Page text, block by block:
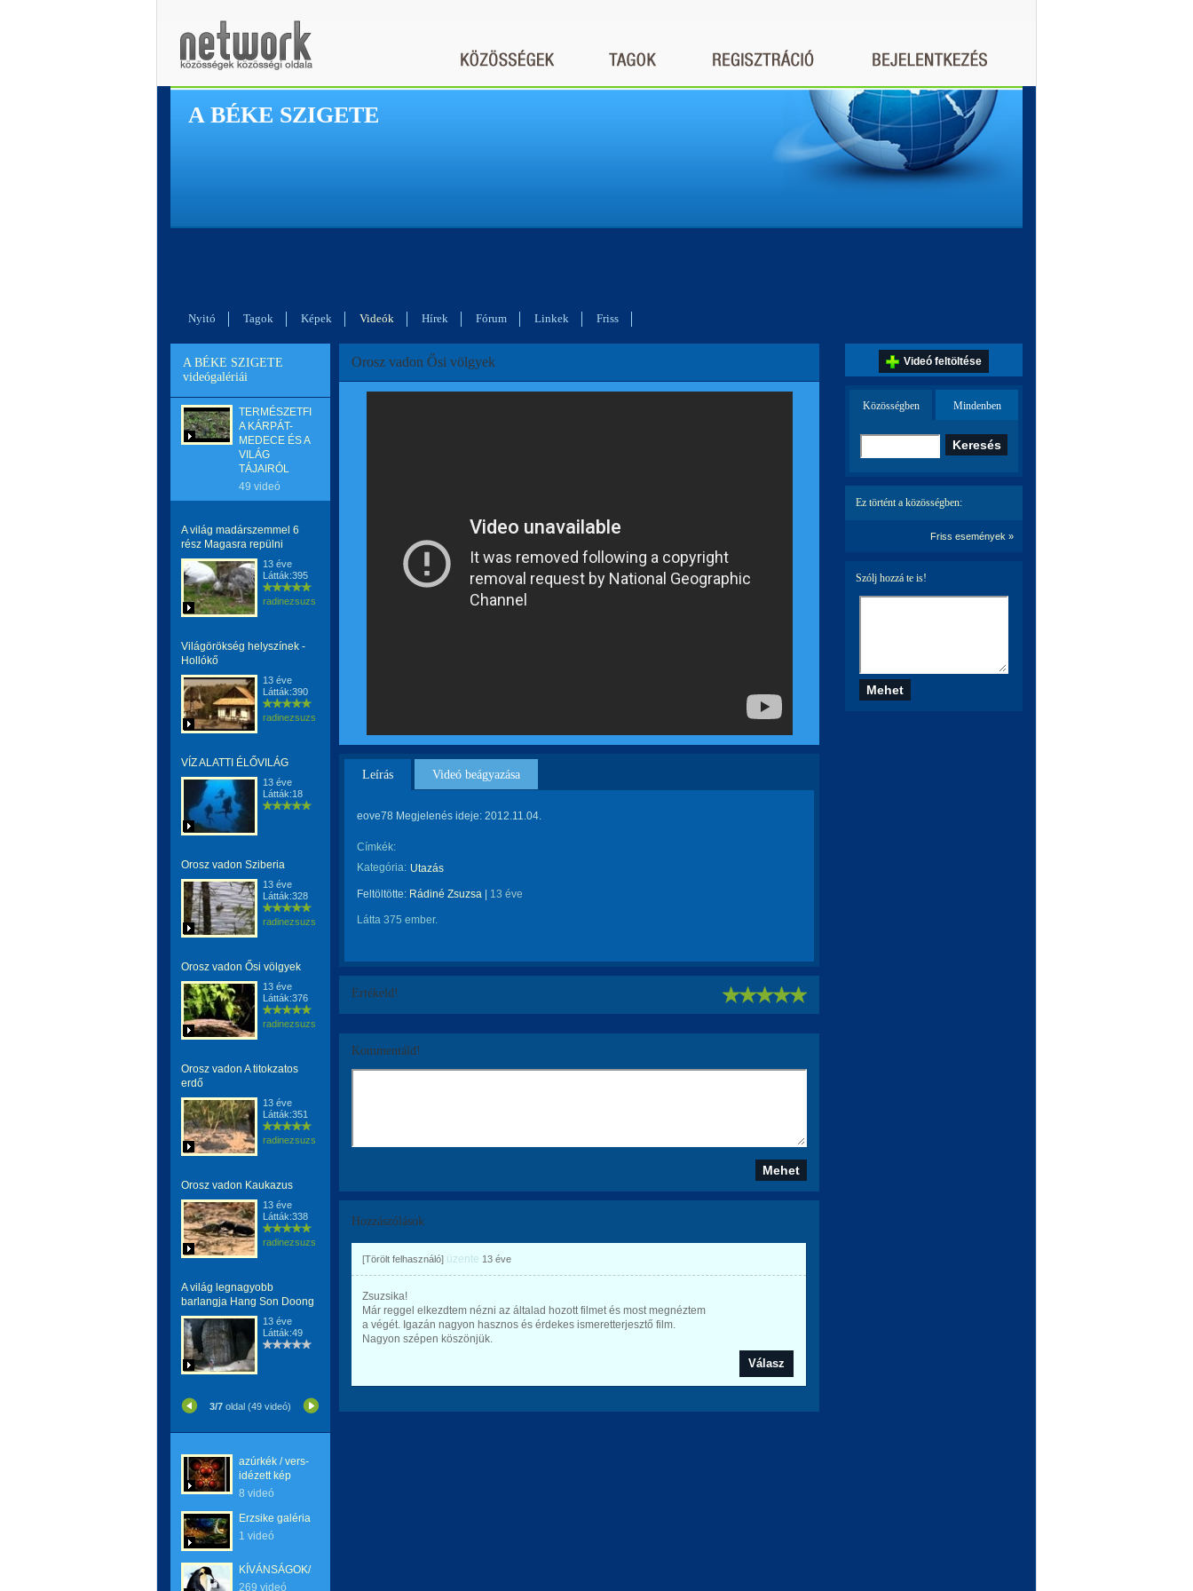
A BÉKE SZIGETE
Nyitó Tagok Képek Videók Hírek Fórum Linkek Friss
A BÉKE SZIGETE
videógalériái
TERMÉSZETFILMEK
A KÁRPÁT-
MEDECE ÉS A
VILÁG
TÁJAIRÓL
49 videó
A világ madárszemmel 6
rész Magasra repülni
13 éve
Látták:395
radinezsuzsa
Világörökség helyszínek -
Hollókő
13 éve
Látták:390
radinezsuzsa
VÍZ ALATTI ÉLŐVILÁG
13 éve
Látták:18
Orosz vadon Sziberia
13 éve
Látták:328
radinezsuzsa
Orosz vadon Ősi völgyek
13 éve
Látták:376
radinezsuzsa
Orosz vadon A titokzatos
erdő
13 éve
Látták:351
radinezsuzsa
Orosz vadon Kaukazus
13 éve
Látták:338
radinezsuzsa
A világ legnagyobb
barlangja Hang Son Doong
13 éve
Látták:49
3/7 oldal (49 videó)
azúrkék / vers-
idézett kép
8 videó
Erzsike galéria
1 videó
KÍVÁNSÁGOK/SZERETET
269 videó
Orosz vadon Ősi völgyek
Leírás Videó beágyazása
eove78 Megjelenés ideje: 2012.11.04.
Címkék:
Kategória: Utazás
Feltöltötte: Rádiné Zsuzsa 13 éve
Látta 375 ember.
Értékeld!
Kommentáld!
Hozzászólások
[Törölt felhasználó] üzente 13 éve
Zsuzsika!
Már reggel elkezdtem nézni az általad hozott filmet és most megnéztem
a végét. Igazán nagyon hasznos és érdekes ismeretterjesztő film.
Nagyon szépen köszönjük.
Válasz
Videó feltöltése
Közösségben Mindenben
Ez történt a közösségben:
Friss események »
Szólj hozzá te is!